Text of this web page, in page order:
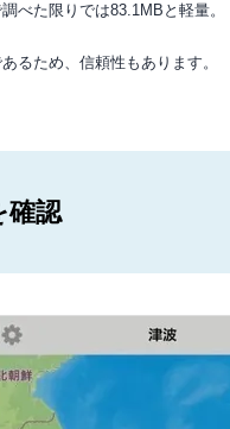
べた限りでは83.1MBと軽量。
るため、信頼性もあります。
確認